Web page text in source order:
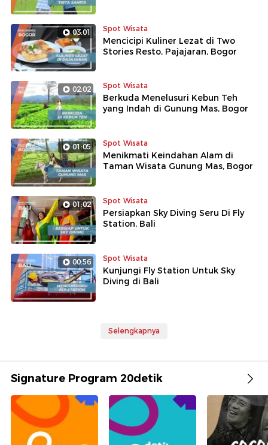
03:01 Spot Wisata
Mencicipi Kuliner Lezat di Two
Stories Resto, Pajajaran, Bogor
02:02 Spot Wisata
Berkuda Menelusuri Kebun Teh
yang Indah di Gunung Mas, Bogor
01:05 Spot Wisata
Menikmati Keindahan Alam di
Taman Wisata Gunung Mas, Bogor
01:02 Spot Wisata
Persiapkan Sky Diving Seru Di Fly
Station, Bali
00:56 Spot Wisata
Kunjungi Fly Station Untuk Sky
Diving di Bali
Selengkapnya
Signature Program 20detik